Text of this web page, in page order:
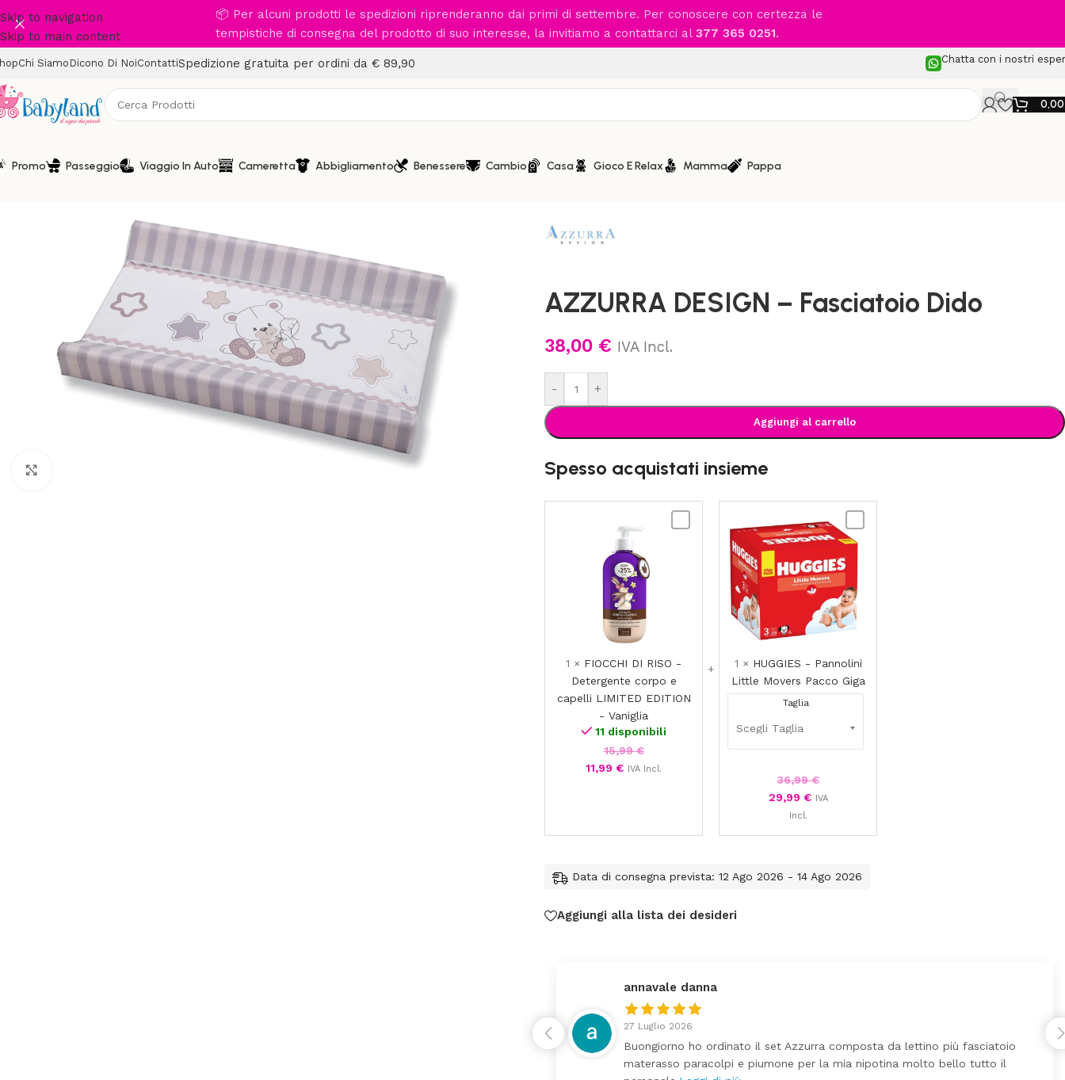
Skip to navigation
Skip to main content
📦 Per alcuni prodotti le spedizioni riprenderanno dai primi di settembre. Per conoscere con certezza le
tempistiche di consegna del prodotto di suo interesse, la invitiamo a contattarci al 377 365 0251.
Chi Siamo Dicono Di NoiContattiSpedizione gratuita per ordini da € 89,90 Chatta con i nostri
Promo Passeggio Viaggio In Auto Cameretta Abbigliamento Benessere Cambio Casa Gioco E Relax Mamma Pappa
Home/Cameretta Fasciatoi AZZURRA DESIGN – Fasciatoio Dido
AZZURRA DESIGN – Fasciatoio Dido
38,00 € IVA Incl.
- +
Aggiungi al carrello
Spesso acquistati insieme
EDITION
-
1 × FIOCCHI DI RISO -
Detergente corpo e
capelli LIMITED EDITION
- Vaniglia
11 disponibili
15,99€
11,99 € IVA Incl.
-
Little
Movers
Pacco
Giga
1 × HUGGIES - Pannolini
Little Movers Pacco Giga
Taglia
36,99€
29,99 € IVA
Incl.
Data di consegna prevista: 12 Ago 2026 - 14 Ago 2026
Aggiungi alla lista dei desideri
federica
24 Luglio 2026
Tutti perfetto! Ho ordinato un lettino che é arrivato ben imballato dopo
pochi giorni. Prezzo ottimi rispetto la concorrenza